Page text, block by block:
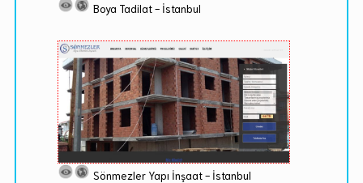
Boya Tadilat - İstanbul
Sönmezler Yapı İnşaat - İstanbul